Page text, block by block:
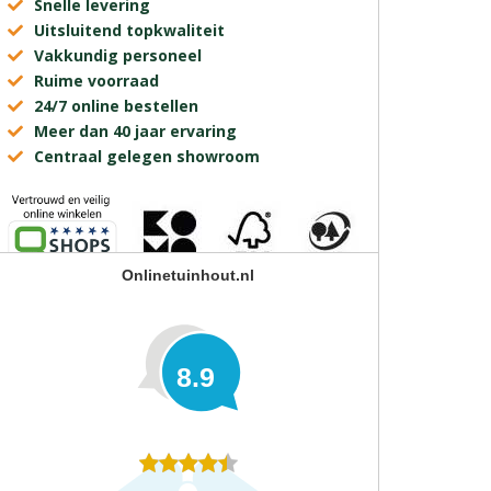
Snelle levering
Uitsluitend topkwaliteit
Vakkundig personeel
Ruime voorraad
24/7 online bestellen
Meer dan 40 jaar ervaring
Centraal gelegen showroom
Onlinetuinhout.nl
8.9